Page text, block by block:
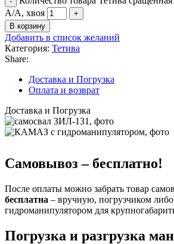
А/А, хвоя
В корзину
Добавить в список желаний
Категория: Тетива
Share:
Доставка и Погрузка
Оплата и возврат
Доставка и Погрузка
Самовывоз – бесплатно!
После оплаты можно забрать товар
бесплатна – вручную, погрузчиком либо
гидроманипулятором для
Погрузка и разгрузка